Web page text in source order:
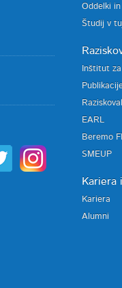
Oddelki
Študij v
Inštitut
EARL
Beremo
SMEUP
Kariera
Kariera
Alumni